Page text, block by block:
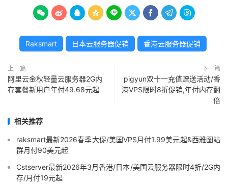
        
Raksmart 日本云服务器促销 香港云服务器促销
上一篇
阿里云金秋轻量云服务器2G内
存套餐新用户年付49.68元起
下一篇
pigyun双十一充值赠送活动/香
港VPS限时8折促销,年付内存翻
倍
相关推荐
raksmart最新2026春季大促/美国VPS月付1.99美元起&西雅图站
群月付90美元起
Cstserver最新2026年3月香港/日本/美国云服务器限时4折/2G内
存/月付19元起